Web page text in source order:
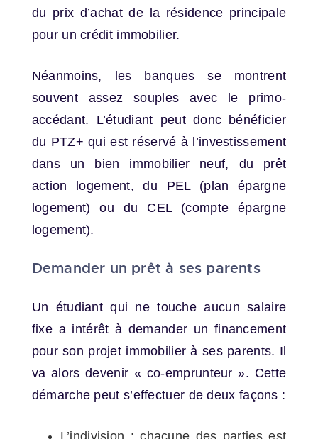
du prix d’achat de la résidence principale
pour un crédit immobilier.
Néanmoins, les banques se montrent
souvent assez souples avec le primo-
accédant. L’étudiant peut donc bénéficier
du PTZ+ qui est réservé à l’investissement
dans un bien immobilier neuf, du prêt
action logement, du PEL (plan épargne
logement) ou du CEL (compte épargne
logement).
Demander un prêt à ses parents
Un étudiant qui ne touche aucun salaire
fixe a intérêt à demander un financement
pour son projet immobilier à ses parents. Il
va alors devenir « co-emprunteur ». Cette
démarche peut s’effectuer de deux façons :
L’indivision : chacune des parties est